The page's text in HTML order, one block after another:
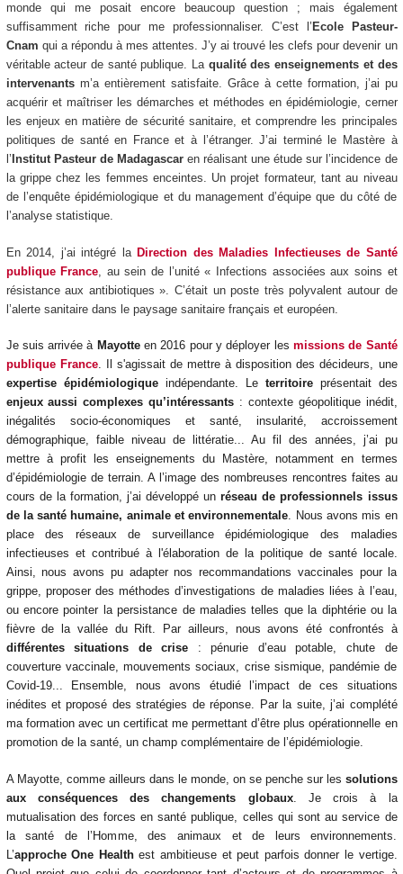
monde qui me posait encore beaucoup question ; mais également
suffisamment riche pour me professionnaliser. C’est l’ Ecole Pasteur-
Cnam qui a répondu à mes attentes. J’y ai trouvé les clefs pour devenir un
véritable acteur de santé publique. La qualité des enseignements et des
intervenantsm’a entièrement satisfaite. Grâce à cette formation, j’ai pu
acquérir et maîtriser les démarches et méthodes en épidémiologie, cerner
les enjeux en matière de sécurité sanitaire, et comprendre les principales
politiques de santé en France et à l’étranger. J’ai terminé le Mastère à
l’ Institut Pasteur de Madagascaren réalisant une étude sur l’incidence de
la grippe chez les femmes enceintes. Un projet formateur, tant au niveau
de l’enquête épidémiologique et du management d’équipe que du côté de
l’analyse statistique.
En 2014, j’ai intégré la Direction des Maladies Infectieuses de Santé
publique France , au sein de l’unité « Infections associées aux soins et
résistance aux antibiotiques ». C’était un poste très polyvalent autour de
l’alerte sanitaire dans le paysage sanitaire français et européen.
Je suis arrivée à Mayotteen 2016 pour y déployer les missions de Santé
publique France. Il s'agissait de mettre à disposition des décideurs, une
expertise épidémiologique indépendante. Le territoire présentait des
enjeux aussi complexes qu’intéressants : contexte géopolitique inédit,
inégalités socio-économiques et santé, insularité, accroissement
démographique, faible niveau de littératie... Au fil des années, j’ai pu
mettre à profit les enseignements du Mastère, notamment en termes
d’épidémiologie de terrain. A l’image des nombreuses rencontres faites au
cours de la formation, j’ai développé unréseau de professionnels issus
de la santé humaine, animale et environnementale. Nous avons mis en
place des réseaux de surveillance épidémiologique des maladies
infectieuses et contribué à l'élaboration de la politique de santé locale.
Ainsi, nous avons pu adapter nos recommandations vaccinales pour la
grippe, proposer des méthodes d’investigations de maladies liées à l’eau,
ou encore pointer la persistance de maladies telles que la diphtérie ou la
fièvre de la vallée du Rift. Par ailleurs, nous avons été confrontés à
différentes situations de crise : pénurie d’eau potable, chute de
couverture vaccinale, mouvements sociaux, crise sismique, pandémie de
Covid-19... Ensemble, nous avons étudié l’impact de ces situations
inédites et proposé des stratégies de réponse. Par la suite, j’ai complété
ma formation avec un certificat me permettant d’être plus opérationnelle en
promotion de la santé, un champ complémentaire de l’épidémiologie.
A Mayotte, comme ailleurs dans le monde, on se penche sur les solutions
aux conséquences des changements globaux. Je crois à la
mutualisation des forces en santé publique, celles qui sont au service de
la santé de l’Homme, des animaux et de leurs environnements.
L’approcheOne Healthest ambitieuse et peut parfois donner le vertige.